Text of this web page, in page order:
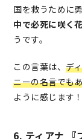
国を救うために
中で必死に咲く
うです。
この言葉は、 デ
ニーの名言でも
ように感じます！
6. ティアナ 『